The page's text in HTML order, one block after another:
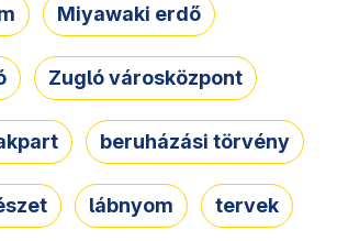
Miyawaki erdő
Zugló városközpont
beruházási törvény
lábnyom tervek